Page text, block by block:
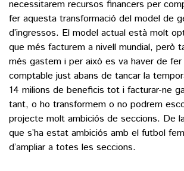
necessitarem recursos financers per
fer aquesta transformació del model de
d’ingressos. El model actual està molt
que més facturem a nivell mundial, però
més gastem i per això es va haver de fer
comptable just abans de tancar la
14 milions de beneficis tot i facturar-ne
tant, o ho transformem o no podrem
projecte molt ambiciós de seccions. De
que s’ha estat ambiciós amb el futbol
d’ampliar a totes les seccions.